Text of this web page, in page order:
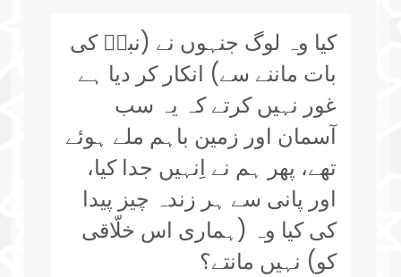
کیا وہ لوگ جنہوں نے (نبیؐ کی
بات ماننے سے) انکار کر دیا ہے
غور نہیں کرتے کہ یہ سب
آسمان اور زمین باہم ملے ہوئے
تھے، پھر ہم نے اِنہیں جدا کیا،
اور پانی سے ہر زندہ چیز پیدا
کی کیا وہ (ہماری اس خلّاقی
کو) نہیں مانتے؟